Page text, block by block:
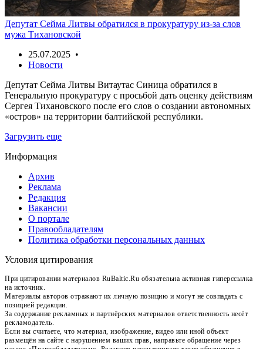
Депутат Сейма Литвы обратился в прокуратуру из-за слов
мужа Тихановской
25.07.2025 •
Новости
Депутат Сейма Литвы Витаутас Синица обратился в
Генеральную прокуратуру с просьбой дать оценку действиям
Сергея Тихановского после его слов о создании автономных
«остров» на территории балтийской республики.
Загрузить еще
Информация
Архив
Реклама
Редакция
Вакансии
О портале
Правообладателям
Политика обработки персональных данных
Условия цитирования
При цитировании материалов RuBaltic.Ru обязательна активная гиперссылка
на источник.
Материалы авторов отражают их личную позицию и могут не совпадать с
позицией редакции.
За содержание рекламных и партнёрских материалов ответственность несёт
рекламодатель.
Если вы считаете, что материал, изображение, видео или иной объект
размещён на сайте с нарушением ваших прав, направьте обращение через